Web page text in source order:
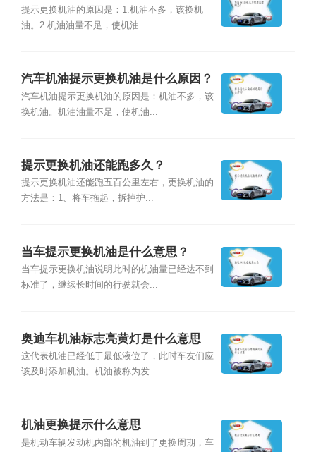
提示更换机油的原因是：1.机油不多，该换机
油。2.机油油量不足，使机油...
汽车机油提示更换机油是什么原因？
汽车机油提示更换机油的原因是：机油不多，该
换机油。机油油量不足，使机油...
提示更换机油还能跑多久？
提示更换机油还能跑五百公里左右，更换机油的
方法是：1、将车拖起，拆掉护...
当车提示更换机油是什么意思？
当车提示更换机油说明此时的机油量已经达不到
标准了，继续长时间的行驶就会...
奥迪车机油标志亮黄灯是什么意思
这代表机油已经低于最低液位了，此时车友们应
该及时添加机油。机油被称为发...
机油更换提示什么意思
是机动车辆发动机内部的机油到了更换周期，车